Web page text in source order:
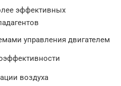
эффективных
управления двигателем
воздуха